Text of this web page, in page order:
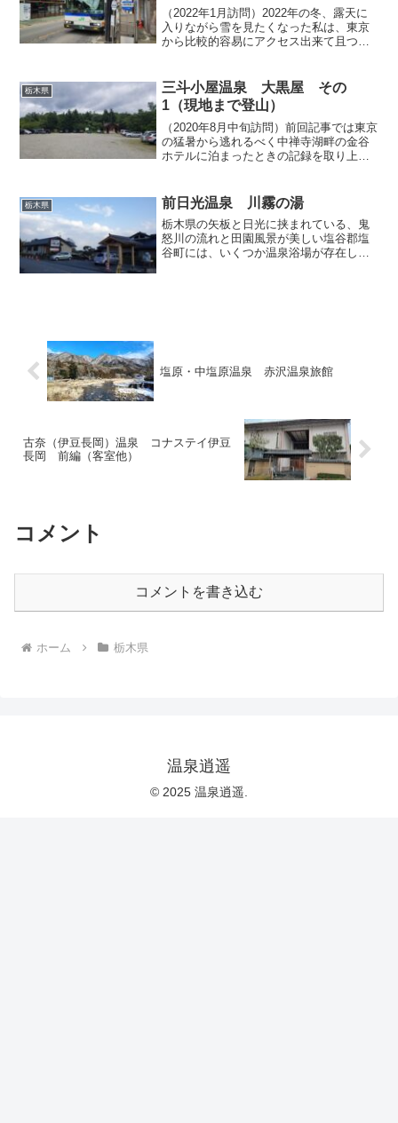
（2022年1月訪問）2022年の冬、露天に
入りながら雪を見たくなった私は、東京
から比較的容易にアクセス出来て且つ雪
泉「明賀屋本館」です。まずは西那須野
駅でJR宇都宮線...
栃木県
三斗小屋温泉 大黒屋 その
1（現地まで登山）
（2020年8月中旬訪問）前回記事では東京
の猛暑から逃れるべく中禅寺湖畔の金谷
ホテルに泊まったときの記録を取り上げ
綴ってまいります。といっても、前回記
事の中禅寺金谷ホテ...
栃木県 前日光温泉 川霧の湯
栃木県の矢板と日光に挟まれている、鬼
怒川の流れと田園風景が美しい塩谷郡塩
谷町には、いくつか温泉浴場が存在して
塩原・中塩原温泉 赤沢温泉旅館
古奈（伊豆長岡）温泉 コナステイ伊豆
長岡 前編（客室他）
コメント
コメントを書き込む
ホーム 栃木県
温泉逍遥
© 2025 温泉逍遥.